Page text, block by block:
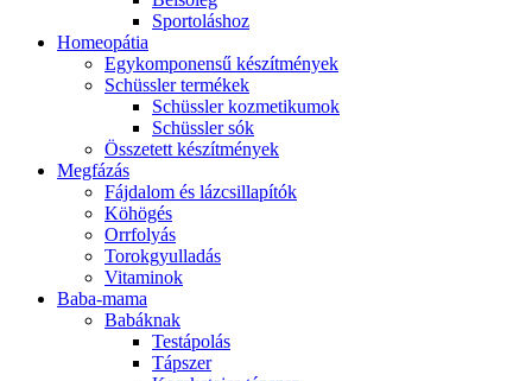
Sportoláshoz
Homeopátia
Egykomponensű készítmények
Schüssler termékek
Schüssler kozmetikumok
Schüssler sók
Összetett készítmények
Megfázás
Fájdalom és lázcsillapítók
Köhögés
Orrfolyás
Torokgyulladás
Vitaminok
Baba-mama
Babáknak
Testápolás
Tápszer